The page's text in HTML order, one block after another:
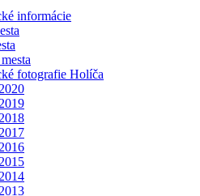
informácie
fotografie Holíča